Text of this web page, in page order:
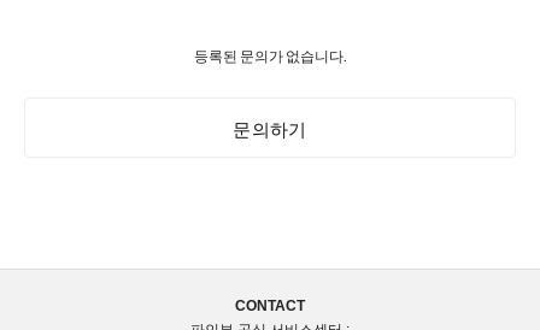
등록된 문의가 없습니다.
문의하기
CONTACT